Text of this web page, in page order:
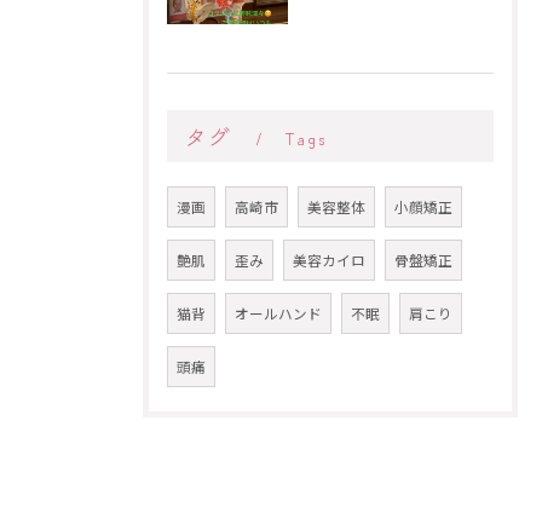
タグ Tags
漫画 高崎市 美容整体 小顔矯正
艶肌 歪み 美容カイロ 骨盤矯正
猫背 オールハンド 不眠 肩こり
頭痛